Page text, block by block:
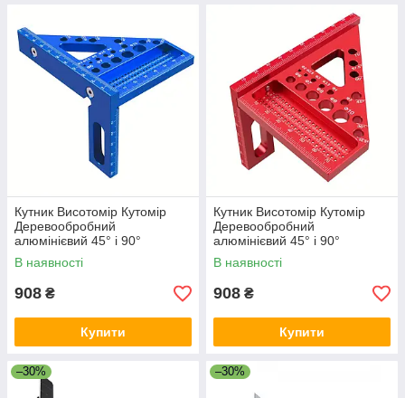
Кутник Висотомір Кутомір
Деревообробний
алюмінієвий 45° і 90°
прецизійний столярний
інструмент для
В наявності
908 ₴
Купити
Кутник Висотомір Кутомір
Деревообробний
алюмінієвий 45° і 90°
прецизійний столярний
інструмент для
В наявності
908 ₴
Купити
–30% –30%